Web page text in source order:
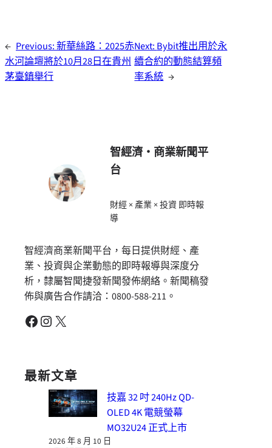
← Previous:新華絲路：2025赤
水河論壇將於10月28日在貴州
茅臺鎮舉行
Next: Bybit推出用於永
續合約的動態結算頻
率系統 →
智經濟・商業新聞平
台
財經 × 產業 × 投資 即時報
導
智經濟商業新聞平台，每日提供財經、產
業、投資與企業動態的即時報導與深度分
析，隸屬智聞捷發新聞發佈網絡。新聞稿發
佈與廣告合作請洽：0800-588-211。
Facebook Instagram X
最新文章
技嘉 32 吋 240Hz QD-
OLED 4K 電競螢幕
MO32U24 正式上市
2026 年 8 月 10 日